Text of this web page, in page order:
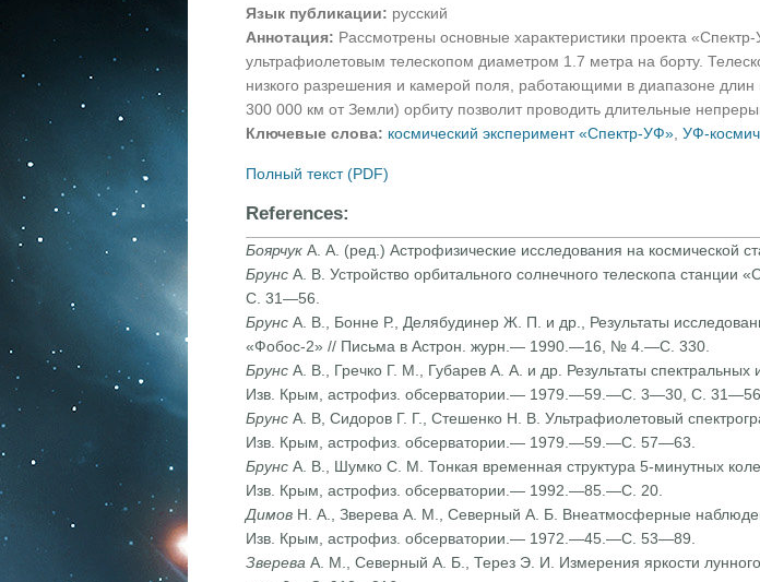
Язык публикации: русский
Аннотация: Рассмотрены основные характеристики проекта
ультрафиолетовым телескопом диаметром 1.7 метра на борту.
низкого разрешения и камерой поля, работающими в диапазоне
300 000 км от Земли) орбиту позволит проводить длительные
Ключевые слова: космический эксперимент «Спектр-УФ», УФ-
Полный текст (PDF)
References:
БоярчукА. А. (ред.) Астрофизические исследования на
БрунсА. В. Устройство орбитального солнечного телескопа
С. 31—56.
БрунсА. В., Бонне Р., Делябудинер Ж. П. и др., Результаты
«Фобос-2» // Письма в Астрон. журн.— 1990.—16, № 4.—С. 330.
БрунсА. В., Гречко Г. М., Губарев А. А. и др. Результаты
Изв. Крым, астрофиз. обсерватории.— 1979.—59.—С. 3—30, С.
БрунсА. В, Сидоров Г. Г., Стешенко Н. В. Ультрафиолетовый
Изв. Крым, астрофиз. обсерватории.— 1979.—59.—С. 57—63.
БрунсА. В., Шумко С. М. Тонкая временная структура 5-ми­нутных
Изв. Крым, астрофиз. обсерватории.— 1992.—85.—С. 20.
ДимовН. А., Зверева А. М., Северный А. Б. Внеатмосферные
Изв. Крым, астрофиз. обсерватории.— 1972.—45.—С. 53—89.
ЗвереваА. М., Северный А. Б., Терез Э. И. Измерения яркости